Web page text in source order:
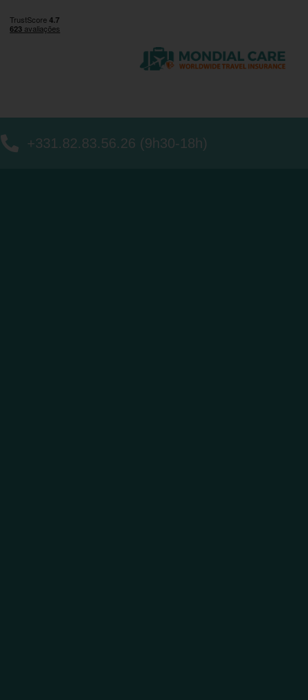
+331.82.83.56.26 (9h30-18h)